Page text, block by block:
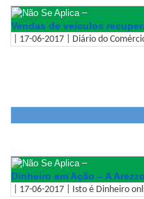
–
Vendas de veículos
| 17-06-2017 | Diário do
–
Dinheiro em Ação – A
| 17-06-2017 | Isto é Dinheiro